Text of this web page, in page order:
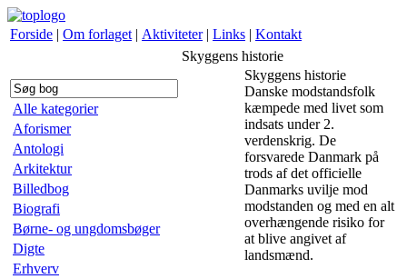
Forside | Om forlaget | Aktiviteter | Links | Kontakt
Alle kategorier
Aforismer
Antologi
Arkitektur
Billedbog
Biografi
Børne- og ungdomsbøger
Digte
Erhverv
Skyggens historie
Skyggens historie
Danske modstandsfolk
kæmpede med livet som
indsats under 2.
verdenskrig. De
forsvarede Danmark på
trods af det officielle
Danmarks uvilje mod
modstanden og med en alt
overhængende risiko for
at blive angivet af
landsmænd.